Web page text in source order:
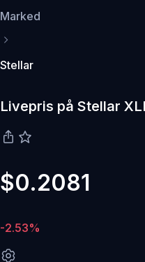
Marked
Stellar
Livepris på Stellar
$0.2081
-2.53%